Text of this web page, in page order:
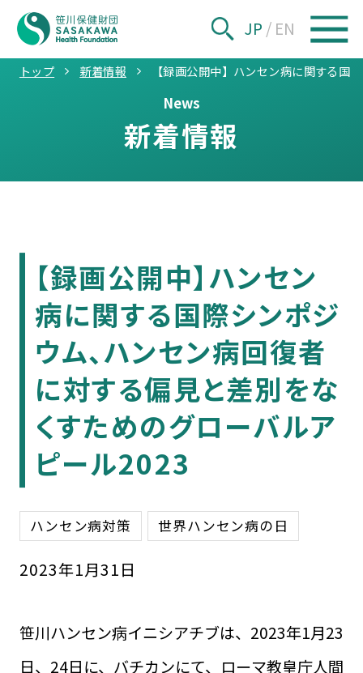
JP / EN
トップ 新着情報 【録画公開中】ハンセン病に関する
News
新着情報
【録画公開中】ハンセン
病に関する国際シンポジ
ウム、ハンセン病回復者
に対する偏見と差別をな
くすためのグローバルア
ピール2023
ハンセン病対策 世界ハンセン病の日
2023年1月31日
笹川ハンセン病イニシアチブは、2023年1月23
日、24日に、バチカンにて、ローマ教皇庁人間